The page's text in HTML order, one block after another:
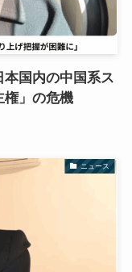
本国内の中国系ス
権」の危機
ニュース